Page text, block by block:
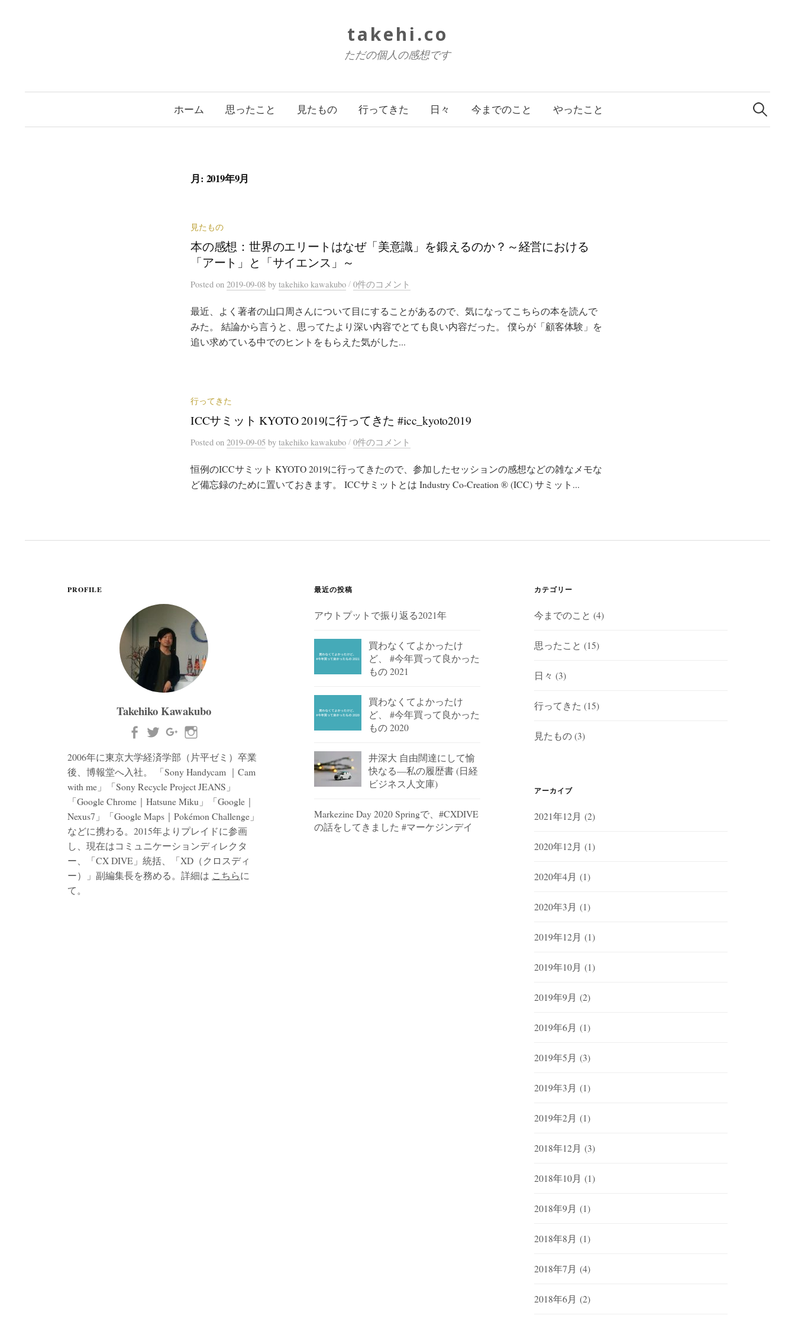
へ
takehi.co
ただの個人の感想です
ホーム 思ったこと 見たもの 行ってきた 日々 今までのこと やったこと
検
索:
月: 2019年9月
見たもの
本の感想：世界のエリートはなぜ「美意識」を鍛えるのか？～経営における
「アート」と「サイエンス」～
Posted on 2019-09-08 by takehiko kawakubo / 0件のコメント
最近、よく著者の山口周さんについて目にすることがあるので、気になってこちらの本を読んで
みた。 結論から言うと、思ってたより深い内容でとても良い内容だった。 僕らが「顧客体験」を
追い求めている中でのヒントをもらえた気がした...
行ってきた
ICCサミット KYOTO 2019に行ってきた #icc_kyoto2019
Posted on 2019-09-05 by takehiko kawakubo / 0件のコメント
恒例のICCサミット KYOTO 2019に行ってきたので、参加したセッションの感想などの雑なメモな
ど備忘録のために置いておきます。 ICCサミットとは Industry Co-Creation ® (ICC) サミット...
PROFILE
Takehiko Kawakubo
2006年に東京大学経済学部（片平ゼミ）卒業
後、博報堂へ入社。 「Sony Handycam ｜Cam
with me」「Sony Recycle Project JEANS」
「Google Chrome｜Hatsune Miku」「Google｜
Nexus7」「Google Maps｜Pokémon Challenge」
などに携わる。2015年よりプレイドに参画
し、現在はコミュニケーションディレクタ
ー、「CX DIVE」統括、「XD（クロスディ
ー）」副編集長を務める。詳細は こちらに
て。
最近の投稿
アウトプットで振り返る2021年
買わなくてよかったけ
ど、 #今年買って良かった
もの 2021
買わなくてよかったけ
ど、 #今年買って良かった
もの 2020
井深大 自由闊達にして愉
快なる―私の履歴書 (日経
ビジネス人文庫)
Markezine Day 2020 Springで、#CXDIVE
の話をしてきました #マーケジンデイ
カテゴリー
今までのこと (4)
思ったこと (15)
日々 (3)
行ってきた (15)
見たもの(3)
アーカイブ
2021年12月 (2)
2020年12月 (1)
2020年4月 (1)
2020年3月 (1)
2019年12月 (1)
2019年10月 (1)
2019年9月 (2)
2019年6月 (1)
2019年5月 (3)
2019年3月 (1)
2019年2月 (1)
2018年12月 (3)
2018年10月 (1)
2018年9月 (1)
2018年8月 (1)
2018年7月 (4)
2018年6月 (2)